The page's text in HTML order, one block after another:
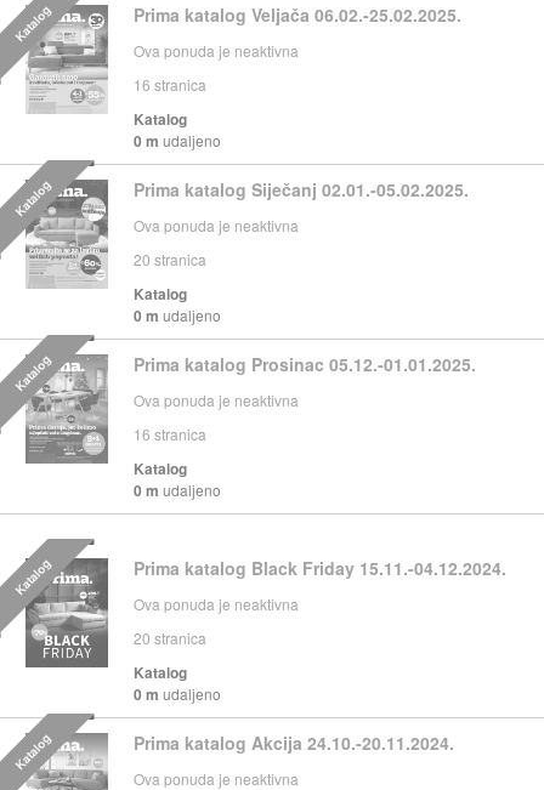
Prima katalog Veljača 06.02.-25.02.2025.
Ova ponuda je neaktivna
16 stranica
Katalog
0 m udaljeno
Katalog
Prima katalog Siječanj 02.01.-05.02.2025.
Ova ponuda je neaktivna
20 stranica
Katalog
0 m udaljeno
Katalog
Prima katalog Prosinac 05.12.-01.01.2025.
Ova ponuda je neaktivna
16 stranica
Katalog
0 m udaljeno
Katalog
Prima katalog Black Friday 15.11.-04.12.2024.
Ova ponuda je neaktivna
20 stranica
Katalog
0 m udaljeno
Katalog
Prima katalog Akcija 24.10.-20.11.2024.
Ova ponuda je neaktivna
Katalog